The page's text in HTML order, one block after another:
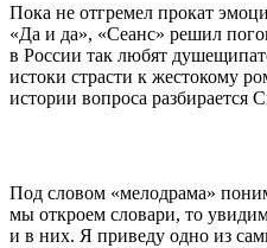
Пока не отгремел прокат
«Да и да», «Сеанс» решил
в России так любят
истоки страсти к жестокому
истории вопроса разбирается
Под словом «мелодрама»
мы откроем словари, то
и в них. Я приведу одно из